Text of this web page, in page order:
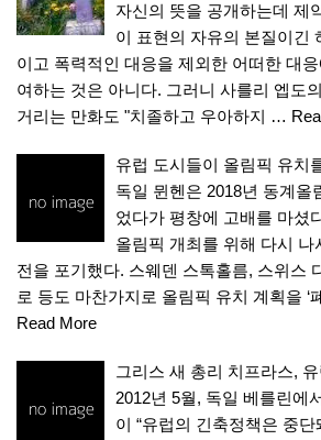
자신의 뜻을 공개하는데 제
이 표현의 자유의 본질이긴
이고 폭력적인 대응을 제외한 어떠한 대
여하는 것은 아니다. 그러니 사를리 엡도
거리는 만화도 "치졸하고 우아하지 …
유럽 도시들이 올림픽 유치
독일 뮌헨은 2018년 동계올
었다가 평창에 고배를 마셨
올림픽 개최를 위해 다시 나
전을 포기했다. 스웨덴 스톡홀름, 스위스
로 등도 마찬가지로 올림픽 유치 계획을 ‘
Read More
그리스 새 총리 치프라스,
2012년 5월, 독일 베를린에
이 “유럽의 긴축정책은 중단